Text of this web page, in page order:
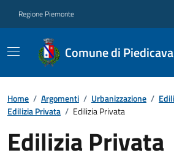
Regione Piemonte
Comune di
Home / Argomenti / Urbanizzazione /
Edilizia Privata / Edilizia Privata
Edilizia Privata